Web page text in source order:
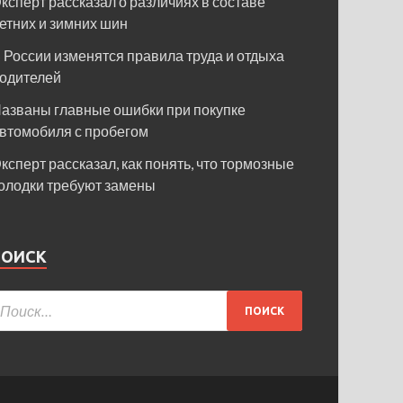
и зимних шин
России изменятся правила труда и отдыха
главные ошибки при покупке
с пробегом
рассказал, как понять, что тормозные
требуют замены